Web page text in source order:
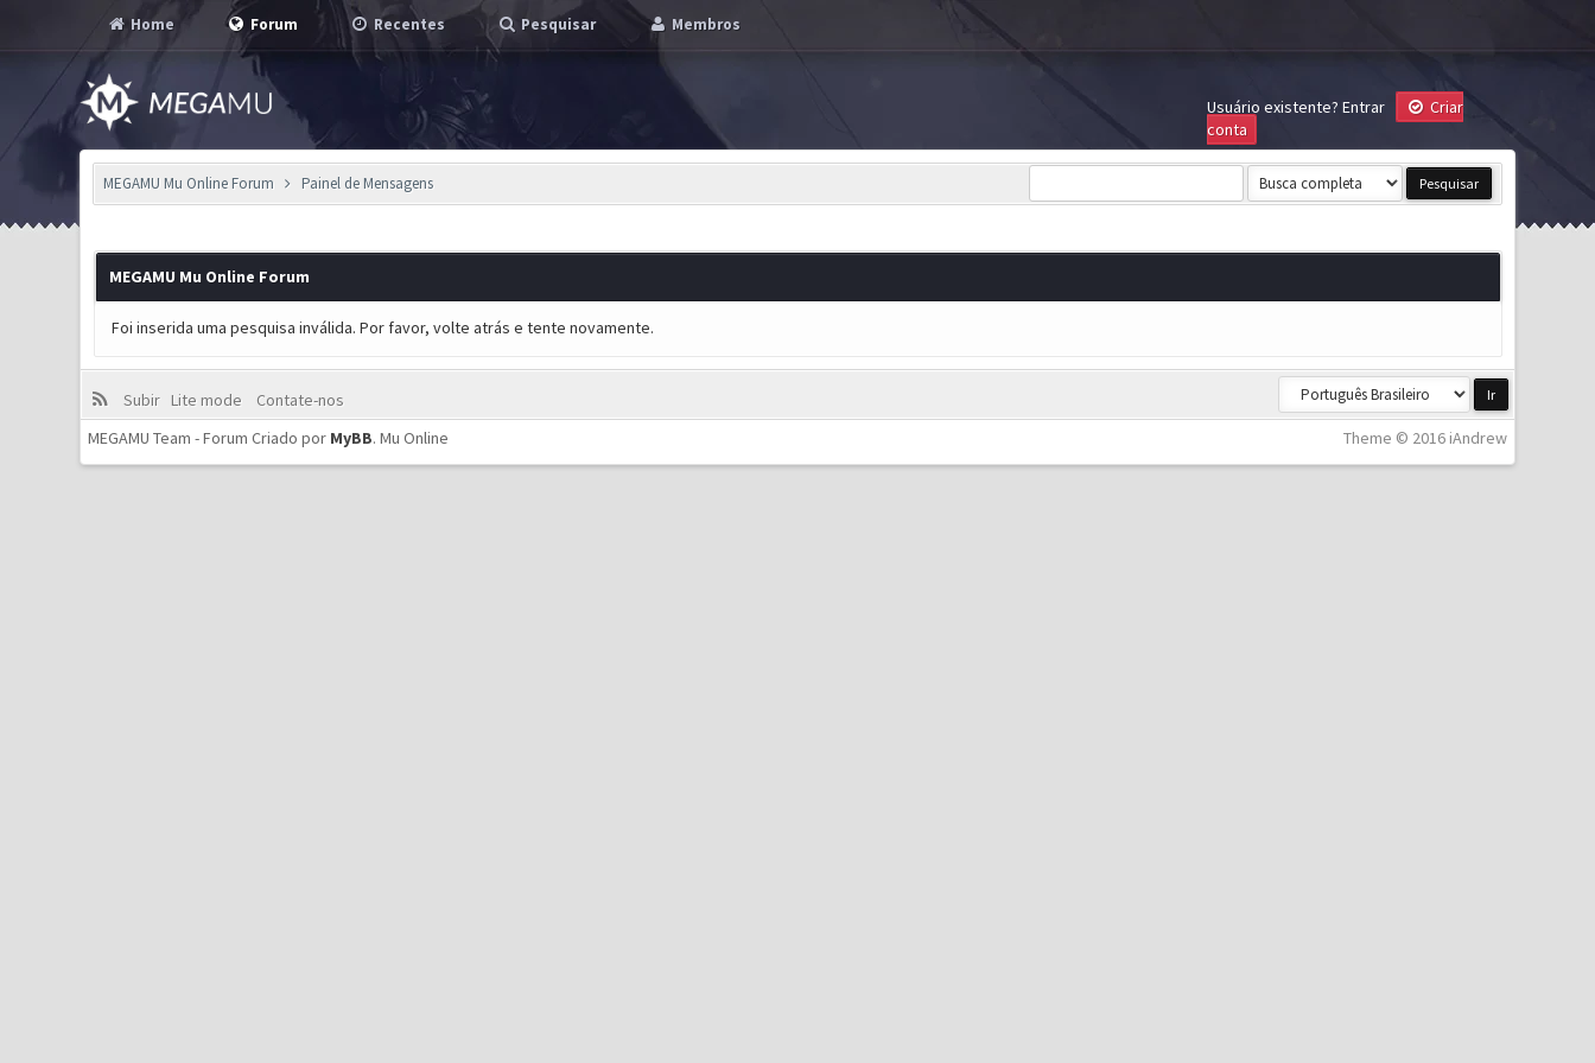
Home Forum Recentes Pesquisar Membros
Usuário existente? Entrar
Criar
conta
MEGAMU Mu Online Forum Painel de Mensagens
MEGAMU Mu Online Forum
Foi inserida uma pesquisa inválida. Por favor, volte atrás e tente novamente.
Subir Lite mode
Contate-nos
Theme © 2016 iAndrew
MEGAMU Team - Forum Criado por MyBB.Mu Online